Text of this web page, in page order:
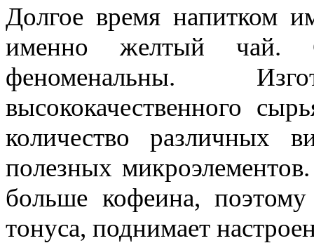
Долгое время напитком
именно желтый чай.
феноменальны.
высококачественного
количество различных
полезных
больше кофеина,
тонуса, поднимает